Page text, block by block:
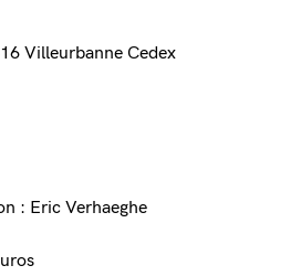
Villeurbanne Cedex
: Eric Verhaeghe